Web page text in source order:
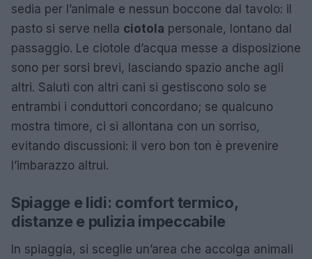
sedia per l’animale e nessun boccone dal tavolo: il
pasto si serve nella ciotola personale, lontano dal
passaggio. Le ciotole d’acqua messe a disposizione
sono per sorsi brevi, lasciando spazio anche agli
altri. Saluti con altri cani si gestiscono solo se
entrambi i conduttori concordano; se qualcuno
mostra timore, ci si allontana con un sorriso,
evitando discussioni: il vero bon ton è prevenire
l’imbarazzo altrui.
Spiagge e lidi: comfort termico,
distanze e pulizia impeccabile
In spiaggia, si sceglie un’area che accolga animali